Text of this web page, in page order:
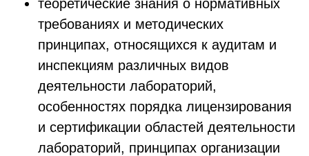
теоретические знания о нормативных
требованиях и методических
принципах, относящихся к аудитам и
инспекциям различных видов
деятельности лабораторий,
особенностях порядка лицензирования
и сертификации областей деятельности
лабораторий, принципах организации